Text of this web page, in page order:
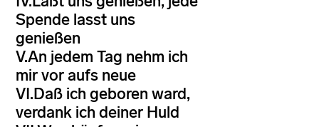
Spende lasst uns
genießen
V.An jedem Tag nehm ich
mir vor aufs neue
VI.Daß ich geboren ward,
verdank ich deiner Huld